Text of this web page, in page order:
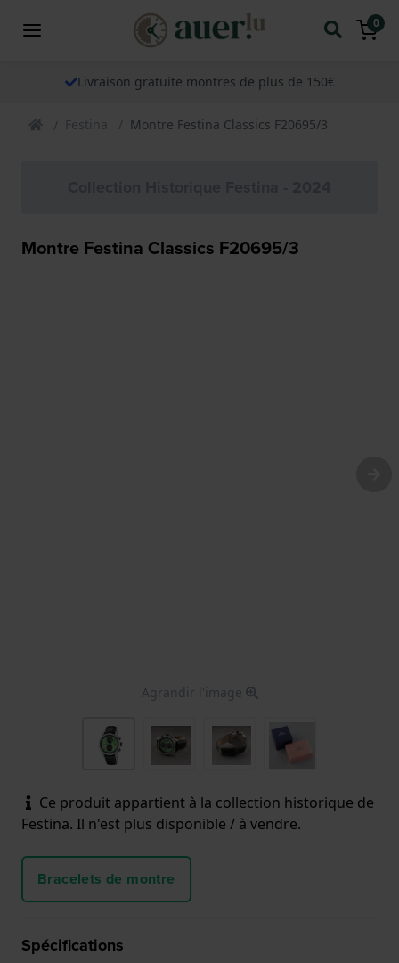
0
Livraison gratuite montres de plus de 150€
Festina Montre Festina Classics F20695/3
Montre Festina Classics F20695/3
Agrandir l'image
Ce produit appartient à la collection historique de
Festina. Il n'est plus disponible / à vendre.
Bracelets de montre
Spécifications